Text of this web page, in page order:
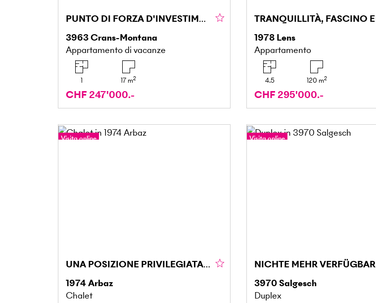
PUNTO DI FORZA D'INVESTIMENTO CON SPAZIO BENESSERE
3963Crans-Montana
Appartamento di vacanze
1 17 m2
CHF 247'000.-
1978 Lens
Appartamento
4.5 120 m2
CHF 295'000.-
Visita online
UNA POSIZIONE PRIVILEGIATA E DI LUSSO
1974Arbaz
Chalet
Visita online
NICHTE MEHR VERFÜGBAR
3970Salgesch
Duplex